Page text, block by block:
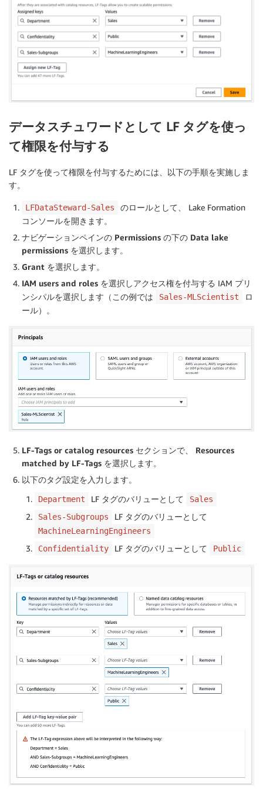
データスチュワードとして LF タグを使っ
て権限を付与する
LF タグを使って権限を付与するためには、以下の手順を実施しま
す。
LFDataSteward-Sales
のロールとして、 Lake Formation
コンソールを開きます。
ナビゲーションペインの Permissions の下の Data lake
permissions を選択します。
Grant を選択します。
IAM users and roles を選択しアクセス権を付与する IAM プリ
ンシパルを選択します（この例では
Sales-MLScientist
ロ
ール）。
LF-Tags or catalog resources セクションで、 Resources
matched by LF-Tags を選択します。
以下のタグ設定を入力します。
Department LF タグのバリューとして
Sales
Sales-Subgroups
LF タグのバリューとして
MachineLearningEngineers
Confidentiality
LF タグのバリューとして Public